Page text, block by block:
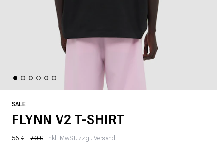
SALE
FLYNN V2 T-SHIRT
56 € 70 € inkl. MwSt. zzgl. Versand